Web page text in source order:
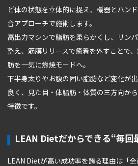
ど体の状態を立体的に捉え、機器とハン
合アプローチで施術します。
高出力マシンで脂肪を柔らかくし、リン
整え、筋膜リリースで癒着を外すことで
肪を一気に燃焼モードへ。
下半身太りやお腹の固い脂肪など変化が
良く、見た目・体脂肪・体質の三方向か
特徴です。
LEAN Dietだからできる“毎回
LEAN Dietが高い成功率を誇る理由は「